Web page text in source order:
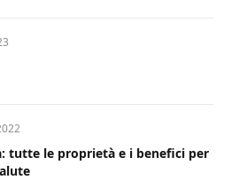
tutte le proprietà e i benefici per